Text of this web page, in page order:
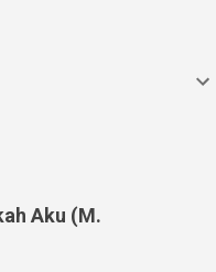
Aku (M.